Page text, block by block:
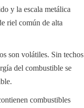
y la escala metálica
riel común de alta
son volátiles. Sin techos
del combustible se
combustibles